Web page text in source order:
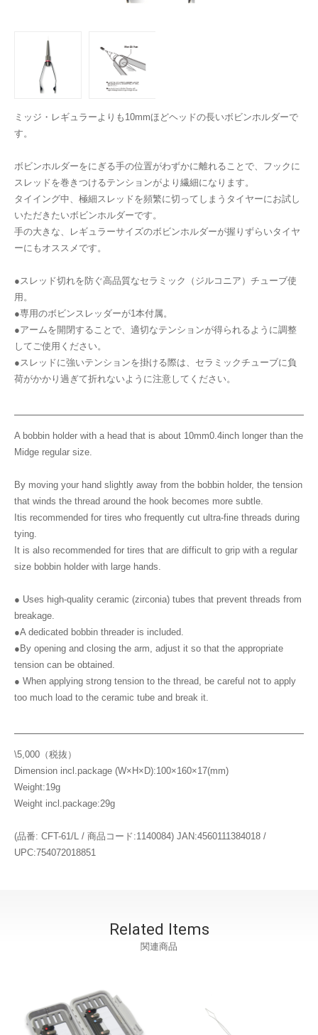
ミッジ・レギュラーよりも10mmほどヘッドの長いボビンホルダーで
す。
ボビンホルダーをにぎる手の位置がわずかに離れることで、フックに
スレッドを巻きつけるテンションがより繊細になります。
タイイング中、極細スレッドを頻繁に切ってしまうタイヤーにお試し
いただきたいボビンホルダーです。
手の大きな、レギュラーサイズのボビンホルダーが握りずらいタイヤ
ーにもオススメです。
●スレッド切れを防ぐ高品質なセラミック（ジルコニア）チューブ使
用。
●専用のボビンスレッダーが1本付属。
●アームを開閉することで、適切なテンションが得られるように調整
してご使用ください。
●スレッドに強いテンションを掛ける際は、セラミックチューブに負
荷がかかり過ぎて折れないように注意してください。
A bobbin holder with a head that is about 10mm0.4inch longer than the
Midge regular size.
By moving your hand slightly away from the bobbin holder, the tension
that winds the thread around the hook becomes more subtle.
Itis recommended for tires who frequently cut ultra-fine threads during
tying.
It is also recommended for tires that are difficult to grip with a regular
size bobbin holder with large hands.
● Uses high-quality ceramic (zirconia) tubes that prevent threads from
breakage.
●A dedicated bobbin threader is included.
●By opening and closing the arm, adjust it so that the appropriate
tension can be obtained.
● When applying strong tension to the thread, be careful not to apply
too much load to the ceramic tube and break it.
\5,000（税抜）
Dimension incl.package (W×H×D):100×160×17(mm)
Weight:19g
Weight incl.package:29g
(品番: CFT-61/L / 商品コード:1140084) JAN:4560111384018 /
UPC:754072018851
Related Items
関連商品